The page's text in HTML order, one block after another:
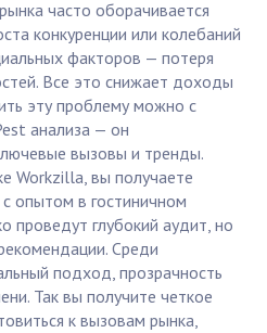
часто оборачивается
конкуренции или колебаний
факторов — потеря
Все это снижает доходы
эту проблему можно с
анализа — он
вызовы и тренды.
Workzilla, вы получаете
опытом в гостиничном
проведут глубокий аудит, но
Среди
подход, прозрачность
Так вы получите четкое
к вызовам рынка,